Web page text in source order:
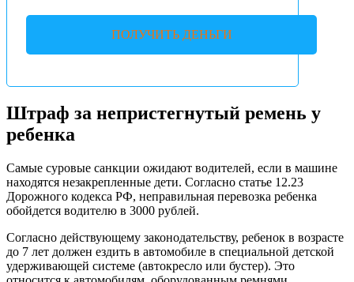
ПОЛУЧИТЬ ДЕНЬГИ
Штраф за непристегнутый ремень у
ребенка
Самые суровые санкции ожидают водителей, если в машине
находятся незакрепленные дети. Согласно статье 12.23
Дорожного кодекса РФ, неправильная перевозка ребенка
обойдется водителю в 3000 рублей.
Согласно действующему законодательству, ребенок в возрасте
до 7 лет должен ездить в автомобиле в специальной детской
удерживающей системе (автокресло или бустер). Это